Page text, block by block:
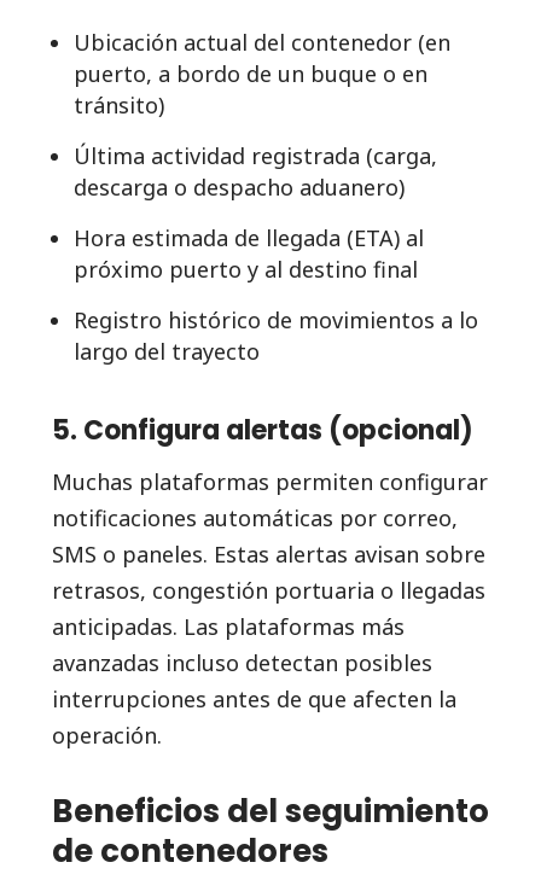
Ubicación actual del contenedor (en
puerto, a bordo de un buque o en
tránsito)
Última actividad registrada (carga,
descarga o despacho aduanero)
Hora estimada de llegada (ETA) al
próximo puerto y al destino final
Registro histórico de movimientos a lo
largo del trayecto
5. Configura alertas (opcional)
Muchas plataformas permiten configurar
notificaciones automáticas por correo,
SMS o paneles. Estas alertas avisan sobre
retrasos, congestión portuaria o llegadas
anticipadas. Las plataformas más
avanzadas incluso detectan posibles
interrupciones antes de que afecten la
operación.
Beneficios del seguimiento
de contenedores